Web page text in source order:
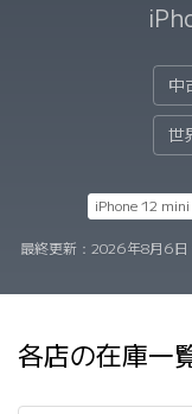
中
世
iPhone 12 mini
最終更新： 2026年8月6日
各店の在庫一